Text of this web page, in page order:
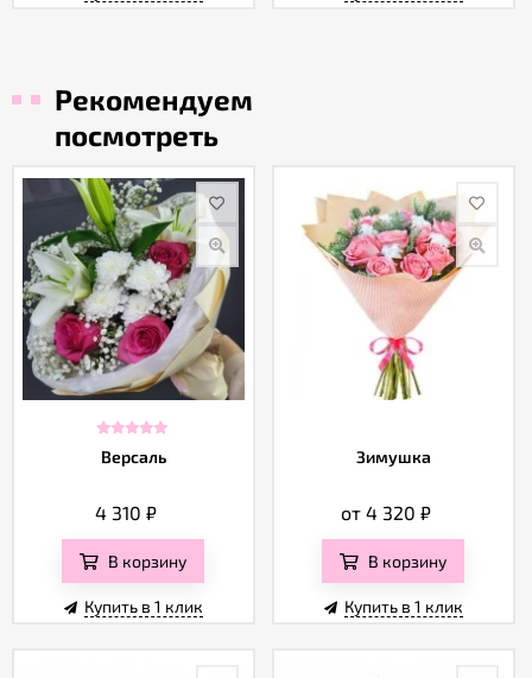
Рекомендуем
посмотреть
Версаль
4 310₽
В корзину
Купить в 1 клик
Зимушка
от 4 320₽
В корзину
Купить в 1 клик